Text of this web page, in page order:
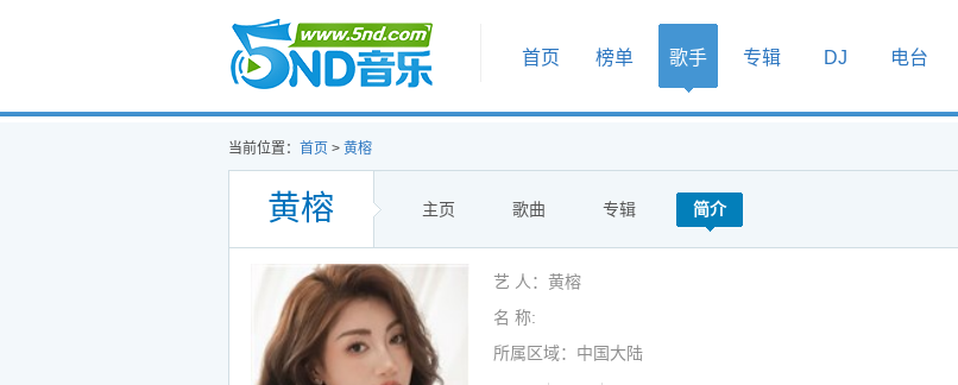
首页
首页 榜单 歌手 专辑 DJ 电台
当前位置： 首页 > 黄榕
黄榕 主页 歌曲 专辑 简介
艺 人：黄榕
名 称:
所属区域：中国大陆